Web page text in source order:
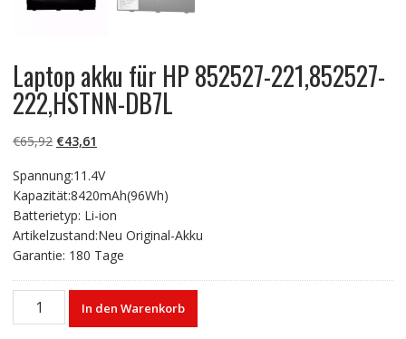
Laptop akku für HP 852527-221,852527-
222,HSTNN-DB7L
€65,92 Ursprünglicher
war:
€65,92
€43,61
ist:
€43,61.
Spannung:11.4V
Kapazität:8420mAh(96Wh)
Batterietyp: Li-ion
Artikelzustand:Neu Original-Akku
Garantie: 180 Tage
Laptop
In den Warenkorb